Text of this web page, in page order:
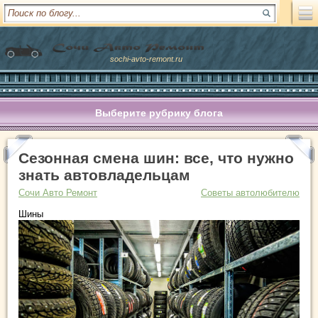
sochi-avto-remont.ru
Выберите рубрику блога
Сезонная смена шин: все, что нужно
знать автовладельцам
Сочи Авто Ремонт
Советы автолюбителю
Шины